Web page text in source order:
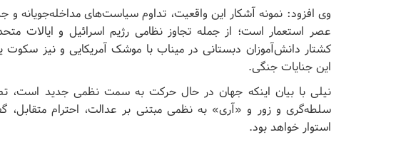
وی افزود: نمونه آشکار این واقعیت، تداوم سیاست‌های مداخله‌جویانه و
عصر استعمار است؛ از جمله تجاوز نظامی رژیم اسرائیل و ایالات
کشتار دانش‌آموزان دبستانی در میناب با موشک آمریکایی و نیز سکوت
این جنایات جنگی.
نیلی با بیان اینکه جهان در حال حرکت به سمت نظمی جدید است،
سلطه‌گری و زور و «آری» به نظمی مبتنی بر عدالت، احترام
استوار خواهد بود.